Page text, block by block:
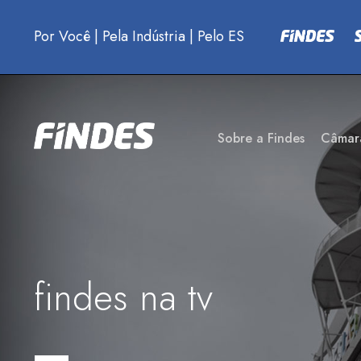
Por Você | Pela Indústria | Pelo ES
Sobre a Findes
findes na tv